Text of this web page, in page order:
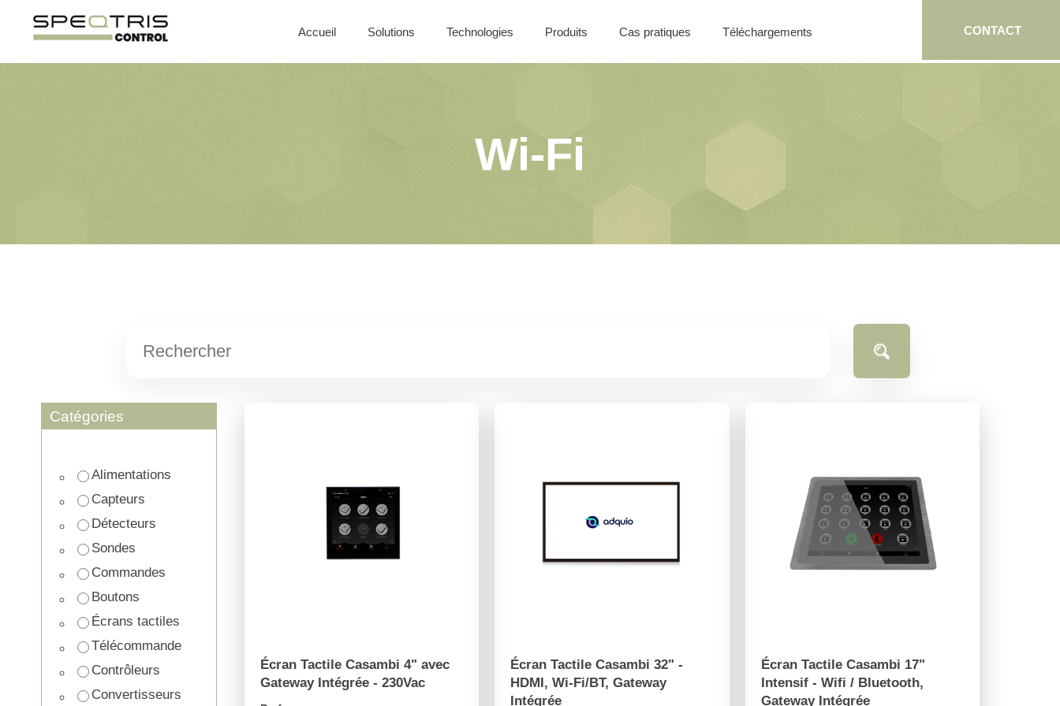
Accueil Solutions
Nos offres
Technologies
Solutions Filaires
Produits Cas pratiques Téléchargements CONTACT
Wi-Fi
Catégories
Alimentations
Capteurs
Détecteurs
Sondes
Commandes
Boutons
Écrans tactiles
Télécommande
Contrôleurs
Convertisseurs
Écran Tactile Casambi 4" avec
Gateway Intégrée - 230Vac
Écran Tactile Casambi 32" -
HDMI, Wi-Fi/BT, Gateway
Intégrée
Écran Tactile Casambi 17"
Intensif - Wifi / Bluetooth,
Gateway Intégrée